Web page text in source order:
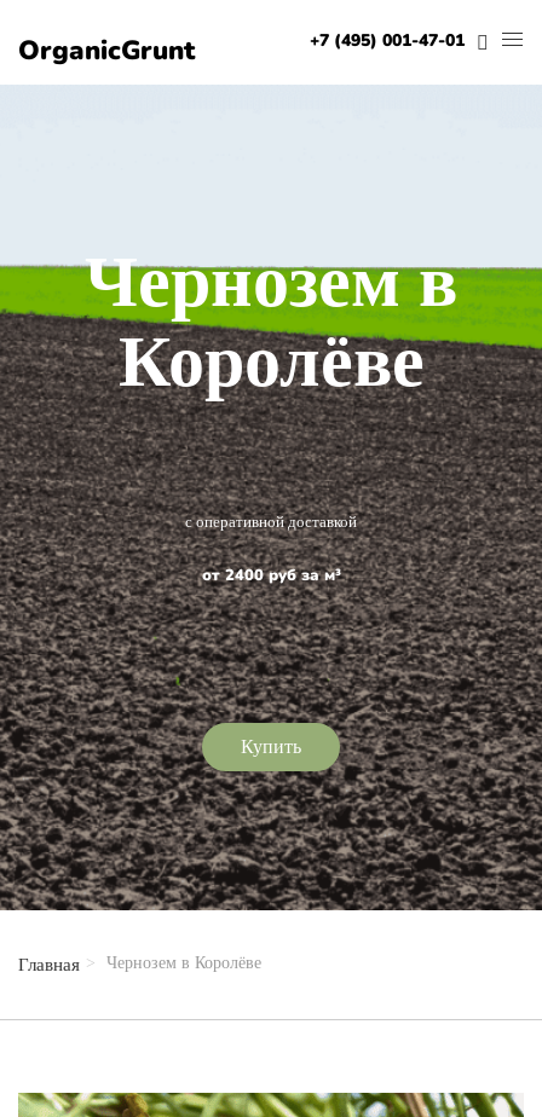
OrganicGrunt +7 (495) 001-47-01
Чернозем в
Королёве
с оперативной доставкой
от 2400 руб за м³
Купить
Главная Чернозем в Королёве